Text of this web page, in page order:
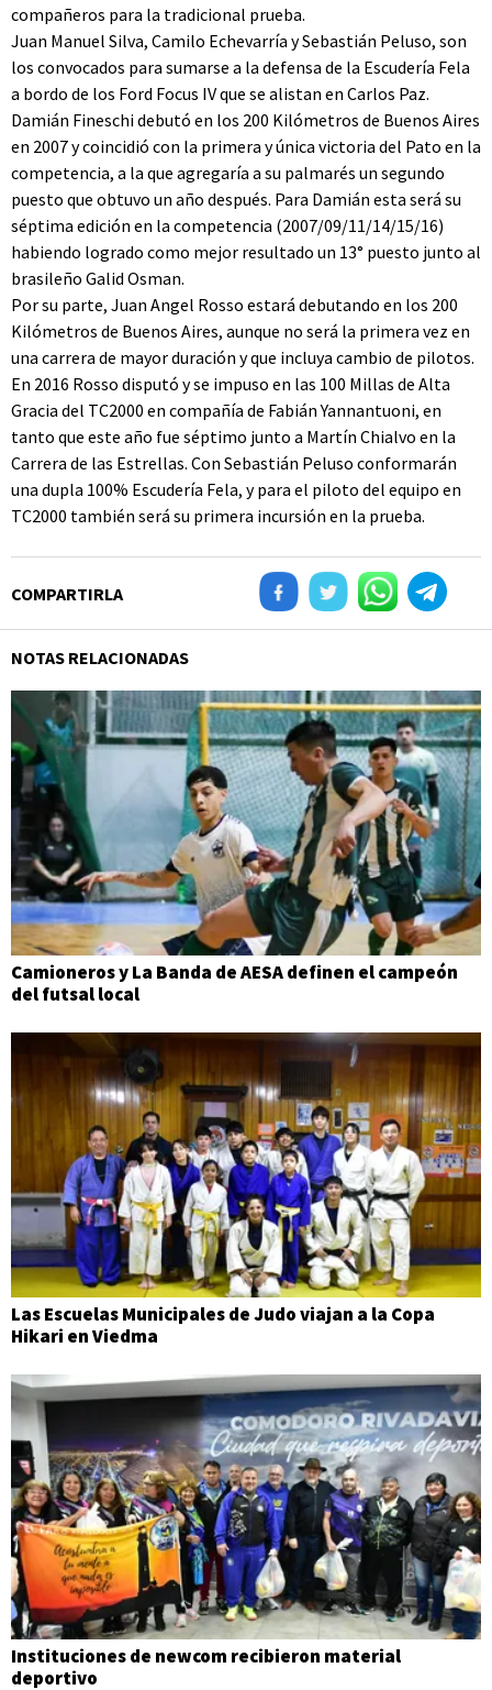
compañeros para la tradicional prueba.
Juan Manuel Silva, Camilo Echevarría y Sebastián Peluso, son
los convocados para sumarse a la defensa de la Escudería Fela
a bordo de los Ford Focus IV que se alistan en Carlos Paz.
Damián Fineschi debutó en los 200 Kilómetros de Buenos Aires
en 2007 y coincidió con la primera y única victoria del Pato en la
competencia, a la que agregaría a su palmarés un segundo
puesto que obtuvo un año después. Para Damián esta será su
séptima edición en la competencia (2007/09/11/14/15/16)
habiendo logrado como mejor resultado un 13° puesto junto al
brasileño Galid Osman.
Por su parte, Juan Angel Rosso estará debutando en los 200
Kilómetros de Buenos Aires, aunque no será la primera vez en
una carrera de mayor duración y que incluya cambio de pilotos.
En 2016 Rosso disputó y se impuso en las 100 Millas de Alta
Gracia del TC2000 en compañía de Fabián Yannantuoni, en
tanto que este año fue séptimo junto a Martín Chialvo en la
Carrera de las Estrellas. Con Sebastián Peluso conformarán
una dupla 100% Escudería Fela, y para el piloto del equipo en
TC2000 también será su primera incursión en la prueba.
COMPARTIRLA
NOTAS RELACIONADAS
Camioneros y La Banda de AESA definen el campeón
del futsal local
Las Escuelas Municipales de Judo viajan a la Copa
Hikari en Viedma
Instituciones de newcom recibieron material
deportivo